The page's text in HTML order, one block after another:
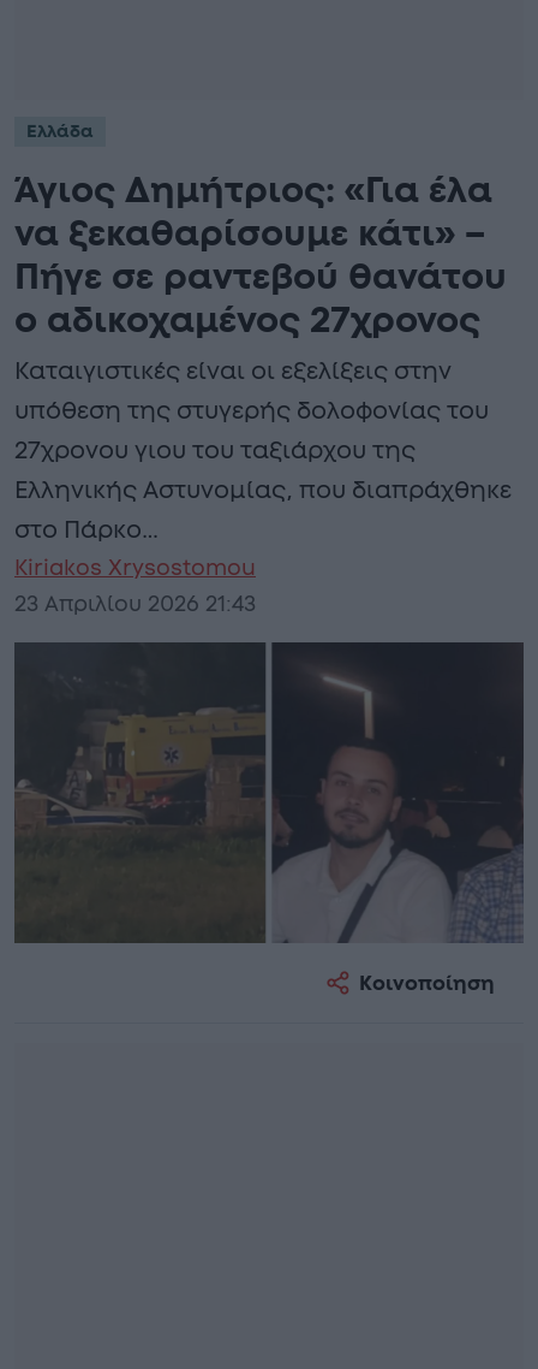
Ελλάδα
Άγιος Δημήτριος: «Για έλα
να ξεκαθαρίσουμε κάτι» –
Πήγε σε ραντεβού θανάτου
ο αδικοχαμένος 27χρονος
Καταιγιστικές είναι οι εξελίξεις στην
υπόθεση της στυγερής δολοφονίας του
27χρονου γιου του ταξιάρχου της
Ελληνικής Αστυνομίας, που διαπράχθηκε
στο Πάρκο…
Kiriakos Xrysostomou
23 Απριλίου 2026 21:43
Κοινοποίηση